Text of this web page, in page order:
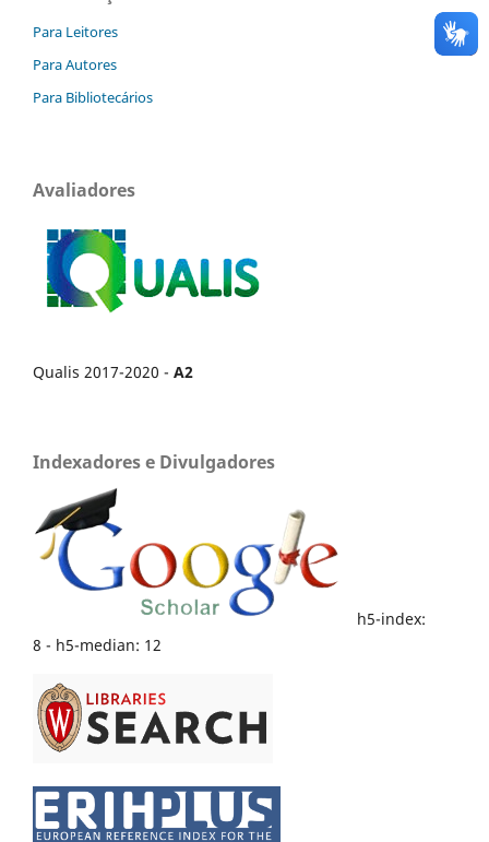
Para Leitores
Para Autores
Para Bibliotecários
Avaliadores
Qualis 2017-2020 - A2
Indexadores e Divulgadores
h5-index:
8 - h5-median: 12